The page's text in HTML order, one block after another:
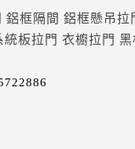
鋁框隔間 鋁框懸吊
板拉門 衣櫥拉門